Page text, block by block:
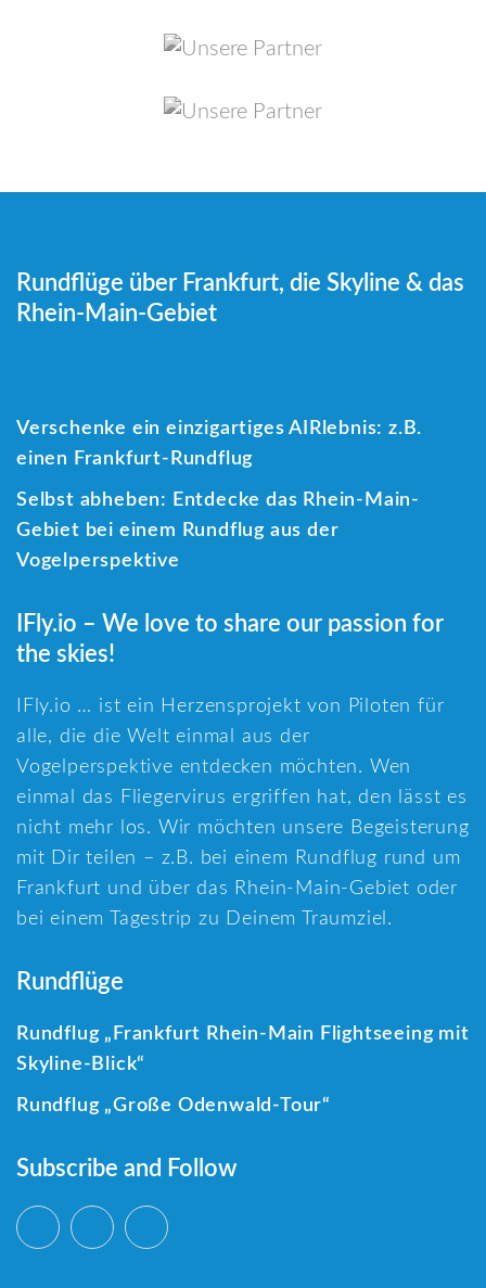
Rundflüge über Frankfurt, die Skyline & das
Rhein-Main-Gebiet
Verschenke ein einzigartiges AIRlebnis: z.B.
einen Frankfurt-Rundflug
Selbst abheben: Entdecke das Rhein-Main-
Gebiet bei einem Rundflug aus der
Vogelperspektive
IFly.io – We love to share our passion for
the skies!
IFly.io … ist ein Herzensprojekt von Piloten für
alle, die die Welt einmal aus der
Vogelperspektive entdecken möchten. Wen
einmal das Fliegervirus ergriffen hat, den lässt es
nicht mehr los. Wir möchten unsere Begeisterung
mit Dir teilen – z.B. bei einem Rundflug rund um
Frankfurt und über das Rhein-Main-Gebiet oder
bei einem Tagestrip zu Deinem Traumziel.
Rundflüge
Rundflug „Frankfurt Rhein-Main Flightseeing mit
Skyline-Blick“
Rundflug „Große Odenwald-Tour“
Subscribe and Follow